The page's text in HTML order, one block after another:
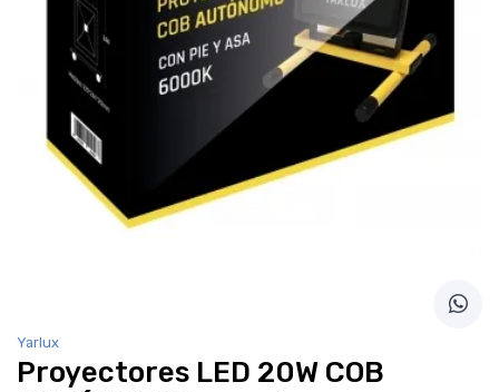
Yarlux
Proyectores LED 20W COB